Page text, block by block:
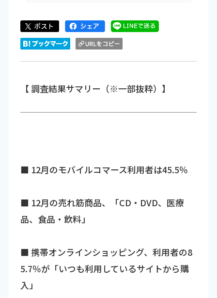
【 調査結果サマリー（※一部抜粋）】
■ 12月のモバイルコマース利用者は45.5％
■ 12月の売れ筋商品、「CD・DVD、医療
品、食品・飲料」
■ 携帯オンラインショッピング、利用者の8
5.7％が「いつも利用しているサイトから購
入」